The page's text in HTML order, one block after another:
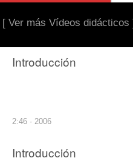
[ Ver más Vídeos didácticos
Introducción
2:46 · 2006
Introducción